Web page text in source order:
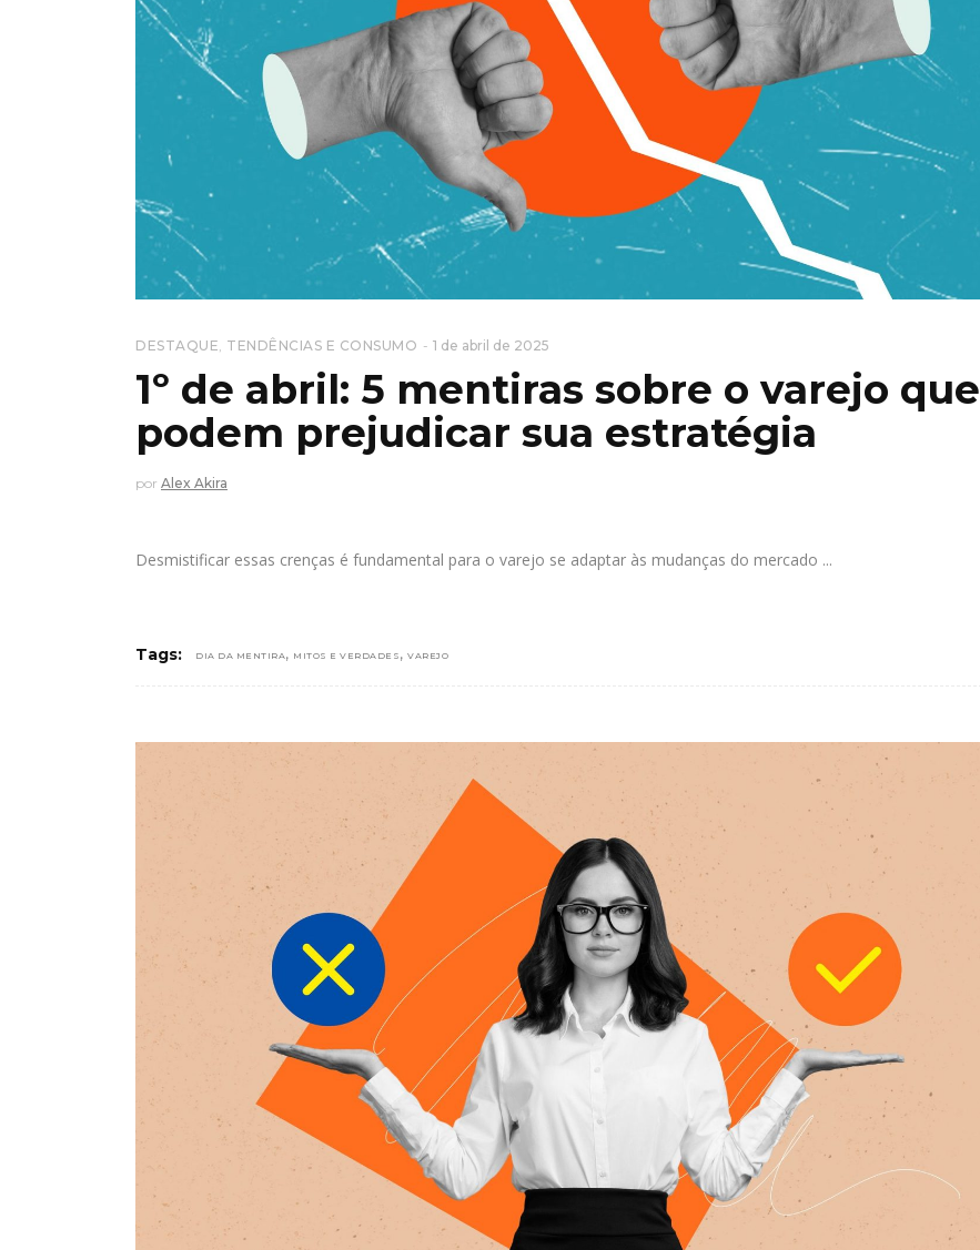
DESTAQUE TENDÊNCIAS E CONSUMO 1 de abril de 2025
1º de abril: 5 mentiras sobre o varejo que
podem prejudicar sua estratégia
por Alex Akira
Desmistificar essas crenças é fundamental para o varejo se adaptar às mudanças do mercado
Tags: DIA DA MENTIRA , MITOS E VERDADES , VAREJO